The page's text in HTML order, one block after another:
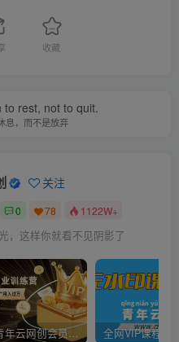
收藏
to rest, not to quit.
息，而不是放弃
关注
0 78 1122W+
，这样你就看不见阴影了
加入青年云网创会员，全站资源免费学习。加入高级合伙人，推广日入1000+